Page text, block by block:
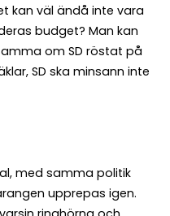
kan väl ändå inte vara
budget? Man kan
om SD röstat på
SD ska minsann inte
med samma politik
upprepas igen.